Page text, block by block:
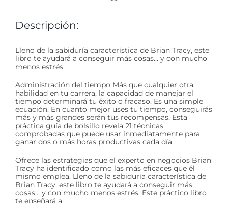
Descripción:
Lleno de la sabiduría característica de Brian Tracy, este
libro te ayudará a conseguir más cosas… y con mucho
menos estrés.
Administración del tiempo Más que cualquier otra
habilidad en tu carrera, la capacidad de manejar el
tiempo determinará tu éxito o fracaso. Es una simple
ecuación. En cuanto mejor uses tu tiempo, conseguirás
más y más grandes serán tus recompensas. Esta
práctica guía de bolsillo revela 21 técnicas
comprobadas que puede usar inmediatamente para
ganar dos o más horas productivas cada día.
Ofrece las estrategias que el experto en negocios Brian
Tracy ha identificado como las más eficaces que él
mismo emplea. Lleno de la sabiduría característica de
Brian Tracy, este libro te ayudará a conseguir más
cosas… y con mucho menos estrés. Este práctico libro
te enseñará a: